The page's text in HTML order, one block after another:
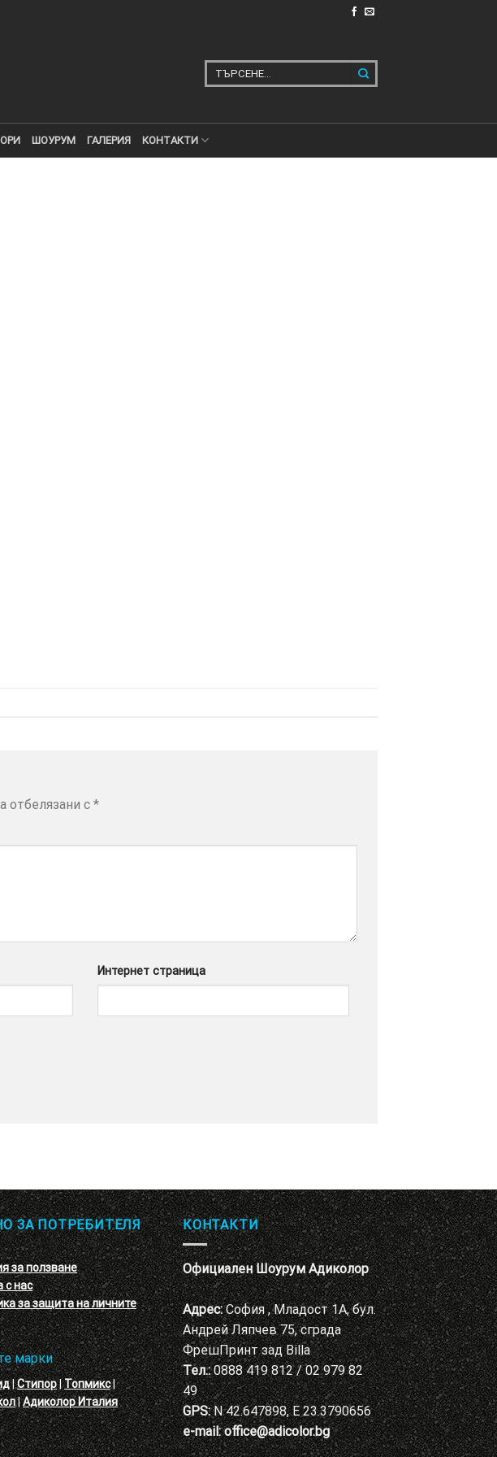
за:
ШОУРУМ ГАЛЕРИЯ КОНТАКТИ
отбелязани с *
Интернет страница
ЗА ПОТРЕБИТЕЛЯ
за ползване
с нас
за защита на личните
марки
|Стипор|Топмикс|
|Адиколор Италия
КОНТАКТИ
Официален Шоурум Адиколор
Адрес:София , Младост 1А, бул.
Андрей Ляпчев 75, сграда
ФрешПринт зад Billa
Тел.:0888 419 812 / 02 979 82
49
GPS:N 42.647898, E 23.3790656
e-mail: office@adicolor.bg